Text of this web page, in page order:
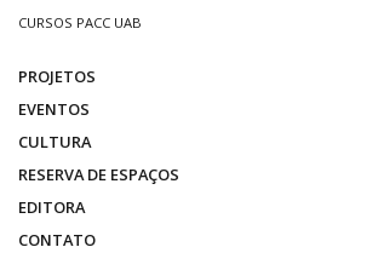
CURSOS PACC UAB
PROJETOS
EVENTOS
CULTURA
RESERVA DE ESPAÇOS
EDITORA
CONTATO